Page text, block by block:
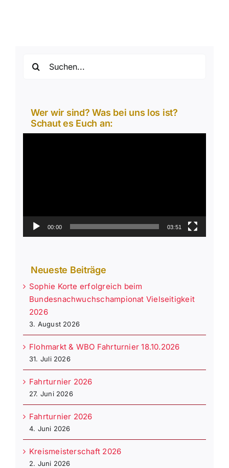
nach:
Wer wir sind? Was bei uns los ist?
Schaut es Euch an:
00:00 03:51
Neueste Beiträge
Sophie Korte erfolgreich beim
Bundesnachwuchschampionat Vielseitigkeit
2026
3. August 2026
Flohmarkt & WBO Fahrturnier 18.10.2026
31. Juli 2026
Fahrturnier 2026
27. Juni 2026
Fahrturnier 2026
4. Juni 2026
Kreismeisterschaft 2026
2. Juni 2026